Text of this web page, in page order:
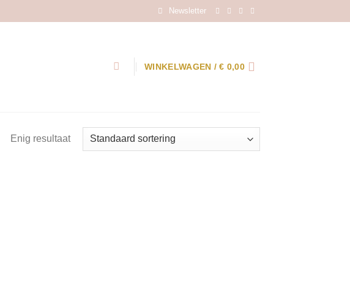
Newsletter
WINKELWAGEN /€ 0,00
Enig resultaat